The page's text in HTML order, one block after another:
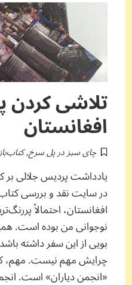
تلاشی کردن
افغانستان
چای سبز در پل سرخ,
یادداشت پردیس جلالی
در سایت نقد و بررسی
افغانستان، احتمالاً
نوجوانی من بوده است.
بویی از این سفر داشته
چرایش مهم نیست. مهم،
«انجمن دیاران» است.